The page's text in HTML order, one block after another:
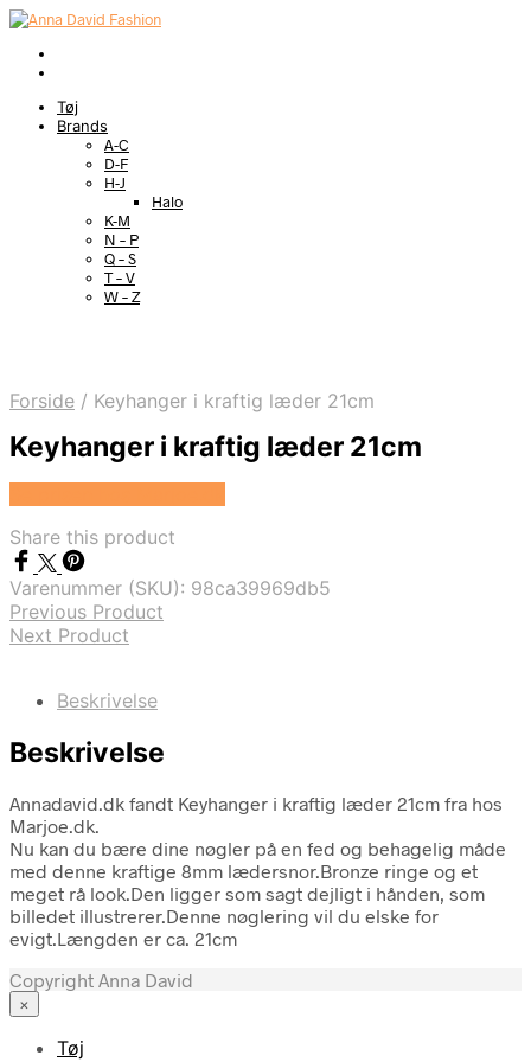
Tøj
Brands
A-C
D-F
H-J
Halo
K-M
N – P
Q – S
T – V
W – Z
Forside / Keyhanger i kraftig læder 21cm
Keyhanger i kraftig læder 21cm
Share this product
Varenummer (SKU): 98ca39969db5
Previous Product
Next Product
Beskrivelse
Beskrivelse
Annadavid.dk fandt Keyhanger i kraftig læder 21cm fra hos
Marjoe.dk.
Nu kan du bære dine nøgler på en fed og behagelig måde
med denne kraftige 8mm lædersnor.Bronze ringe og et
meget rå look.Den ligger som sagt dejligt i hånden, som
billedet illustrerer.Denne nøglering vil du elske for
evigt.Længden er ca. 21cm
Copyright Anna David
×
Tøj